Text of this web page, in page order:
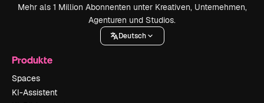
Mehr als 1 Million Abonnenten unter Kreativen, Unternehmen,
Agenturen und Studios.
Deutsch
Produkte
Spaces
KI-Assistent